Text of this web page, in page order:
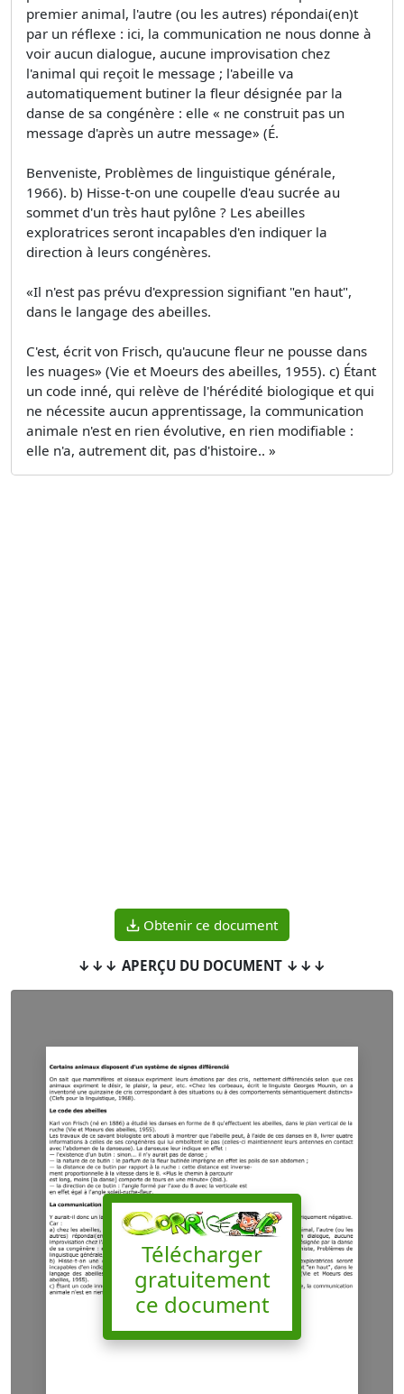
premier animal, l'autre (ou les autres) répondai(en)t
par un réflexe : ici, la communication ne nous donne à
voir aucun dialogue, aucune improvisation chez
l'animal qui reçoit le message ; l'abeille va
automatiquement butiner la fleur désignée par la
danse de sa congénère : elle « ne construit pas un
message d'après un autre message» (É.
Benveniste, Problèmes de linguistique générale,
1966). b) Hisse-t-on une coupelle d'eau sucrée au
sommet d'un très haut pylône ? Les abeilles
exploratrices seront incapables d'en indiquer la
direction à leurs congénères.
«Il n'est pas prévu d'expression signifiant "en haut",
dans le langage des abeilles.
C'est, écrit von Frisch, qu'aucune fleur ne pousse dans
les nuages» (Vie et Moeurs des abeilles, 1955). c) Étant
un code inné, qui relève de l'hérédité biologique et qui
ne nécessite aucun apprentissage, la communication
animale n'est en rien évolutive, en rien modifiable :
elle n'a, autrement dit, pas d'histoire.. »
Obtenir ce document
↓↓↓ APERÇU DU DOCUMENT ↓↓↓
Télécharger
gratuitement
ce document